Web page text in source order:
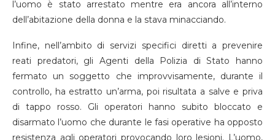
l’uomo è stato arrestato mentre era ancora all’interno
dell’abitazione della donna e la stava minacciando.
Infine, nell’ambito di servizi specifici diretti a prevenire
reati predatori, gli Agenti della Polizia di Stato hanno
fermato un soggetto che improvvisamente, durante il
controllo, ha estratto un’arma, poi risultata a salve e priva
di tappo rosso. Gli operatori hanno subito bloccato e
disarmato l’uomo che durante le fasi operative ha opposto
resistenza agli operatori provocando loro lesioni. L’uomo,